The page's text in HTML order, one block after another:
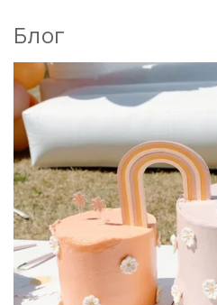
Блог